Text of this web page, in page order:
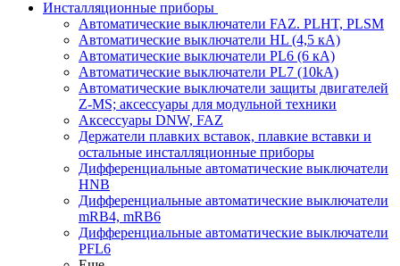
Инсталляционные приборы
Автоматические выключатели FAZ. PLHT, PLSM
Автоматические выключатели HL (4,5 кА)
Автоматические выключатели PL6 (6 кА)
Автоматические выключатели PL7 (10kA)
Автоматические выключатели защиты двигателей
Z-MS; аксессуары для модульной техники
Аксессуары DNW, FAZ
Держатели плавких вставок, плавкие вставки и
остальные инсталляционные приборы
Дифференциальные автоматические выключатели
HNB
Дифференциальные автоматические выключатели
mRB4, mRB6
Дифференциальные автоматические выключатели
PFL6